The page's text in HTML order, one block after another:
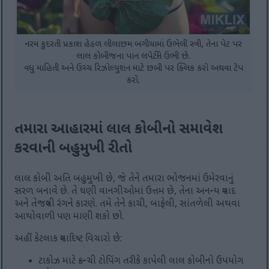
નરમ કુદરતી પ્રકાશ હેઠળ લીલાછમ બગીચામાં ઉભેલી સ્ત્રી, તેના પેટ પર
લાલ કોબીજના પાન લપેટીને ઉભી છે.
વધુ માહિતી અને ઉચ્ચ રિઝોલ્યુશન માટે છબી પર ક્લિક કરો અથવા ટેપ
કરો.
તમારા આહારમાં લાલ કોબીનો સમાવેશ
કરવાની બહુમુખી રીતો
લાલ કોબી અતિ બહુમુખી છે, જે તેને તમારા ભોજનમાં ઉમેરવાનું
સરળ બનાવે છે. તે ઘણી વાનગીઓમાં ઉત્તમ છે, તેના અનન્ય સ્વાદ
અને તેજસ્વી રંગને કારણે. તમે તેને કાચી, બાફેલી, સાંતળેલી અથવા
આથોવાળી પણ માણી શકો છો.
અહીં કેટલાક સ્વાદિષ્ટ વિચારો છે:
ટાકોઝ માટે ક્રન્ચી ટોપિંગ તરીકે કાપેલી લાલ કોબીનો ઉપયોગ